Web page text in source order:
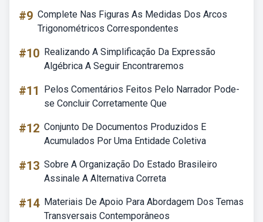
#9 Complete Nas Figuras As Medidas Dos Arcos
Trigonométricos Correspondentes
#10 Realizando A Simplificação Da Expressão
Algébrica A Seguir Encontraremos
#11
Pelos Comentários Feitos Pelo Narrador Pode-
se Concluir Corretamente Que
#12 Conjunto De Documentos Produzidos E
Acumulados Por Uma Entidade Coletiva
#13 Sobre A Organização Do Estado Brasileiro
Assinale A Alternativa Correta
#14 Materiais De Apoio Para Abordagem Dos Temas
Transversais Contemporâneos